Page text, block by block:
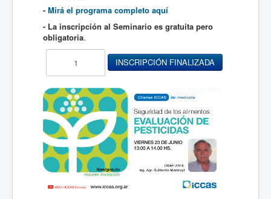
- Mirá el programa completo aquí
- La inscripción al Seminario es gratuita pero
obligatoria.